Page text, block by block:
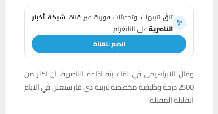
تلقَّ تنبيهات وتحديثات فورية عبر قناة شبكة أخبار
الناصريةعلى التليغرام
انضم للقناة
وقال الابراهيمي في لقاء بثه اذاعة الناصرية، ان اكثر من
2500 درجة وظيفية مخصصة لتربية ذي قار ستعلن في الايام
القليلة المقبلة.